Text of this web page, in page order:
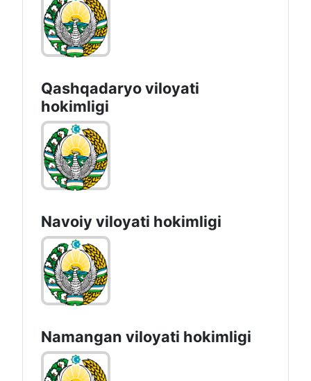
Qashqadaryo viloyati
hоkimligi
Navoiy vilоyati hоkimligi
Namangan vilоyati hоkimligi